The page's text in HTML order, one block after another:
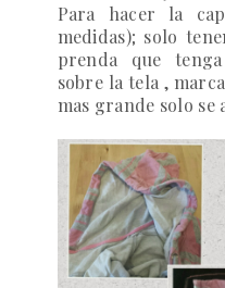
Para hacer la
medidas); solo
prenda que
sobre la tela ,
mas grande solo